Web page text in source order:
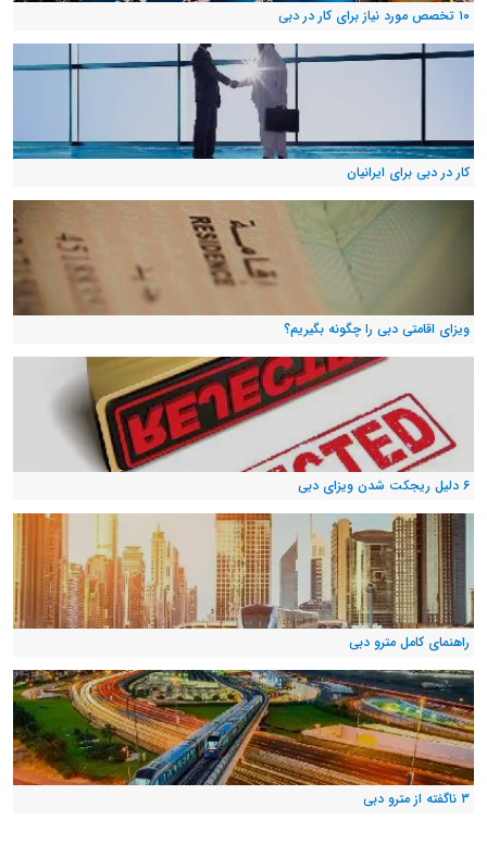
۱۰ تخصص مورد نیاز برای کار در دبی
کار در دبی برای ایرانیان
ویزای اقامتی دبی را چگونه بگیریم؟
۶ دلیل ریجکت شدن ویزای دبی
راهنمای کامل مترو دبی
۳ ناگفته از مترو دبی